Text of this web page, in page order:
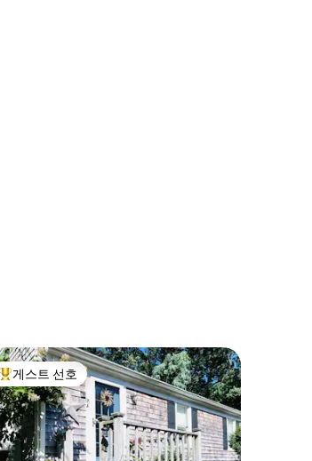
상위 게스트 선호
게스트 선호